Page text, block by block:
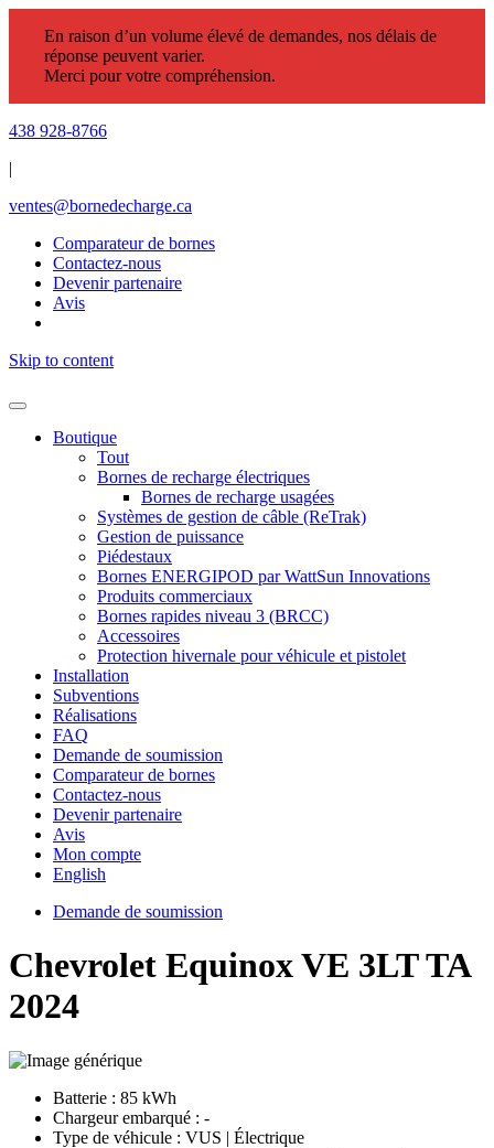
En raison d’un volume élevé de demandes, nos délais de
réponse peuvent varier.
Merci pour votre compréhension.
438 928-8766
|
ventes@bornedecharge.ca
Comparateur de bornes
Contactez-nous
Devenir partenaire
Avis
Skip to content
Boutique
Tout
Bornes de recharge électriques
Bornes de recharge usagées
Systèmes de gestion de câble (ReTrak)
Gestion de puissance
Piédestaux
Bornes ENERGIPOD par WattSun Innovations
Produits commerciaux
Bornes rapides niveau 3 (BRCC)
Accessoires
Protection hivernale pour véhicule et pistolet
Installation
Subventions
Réalisations
FAQ
Demande de soumission
Comparateur de bornes
Contactez-nous
Devenir partenaire
Avis
Mon compte
English
Demande de soumission
Chevrolet Equinox VE 3LT TA
2024
Batterie : 85 kWh
Chargeur embarqué : -
Type de véhicule : VUS | Électrique